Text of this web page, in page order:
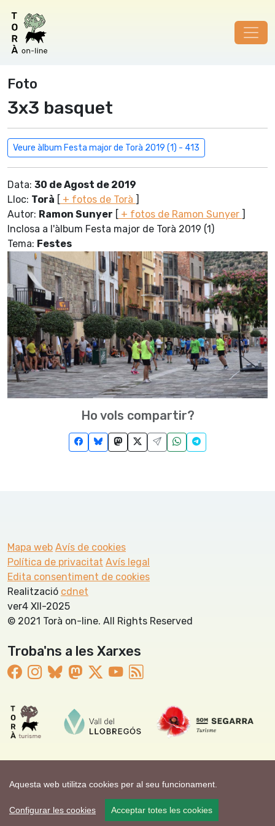
Aquesta web utilitza cookies per al seu funcionament.
Configurar les cookies Acceptar totes les cookies
Foto
3x3 basquet
Veure àlbum Festa major de Torà 2019 (1) - 413
Data: 30 de Agost de 2019
Lloc: Torà [ + fotos de Torà ]
Autor: Ramon Sunyer [ + fotos de Ramon Sunyer ]
Inclosa a l'àlbum Festa major de Torà 2019 (1)
Tema: Festes
Ho vols compartir?
Mapa web Avís de cookies
Política de privacitat Avís legal
Edita consentiment de cookies
Realització cdnet
ver4 XII-2025
© 2021 Torà on-line. All Rights Reserved
Troba'ns a les Xarxes